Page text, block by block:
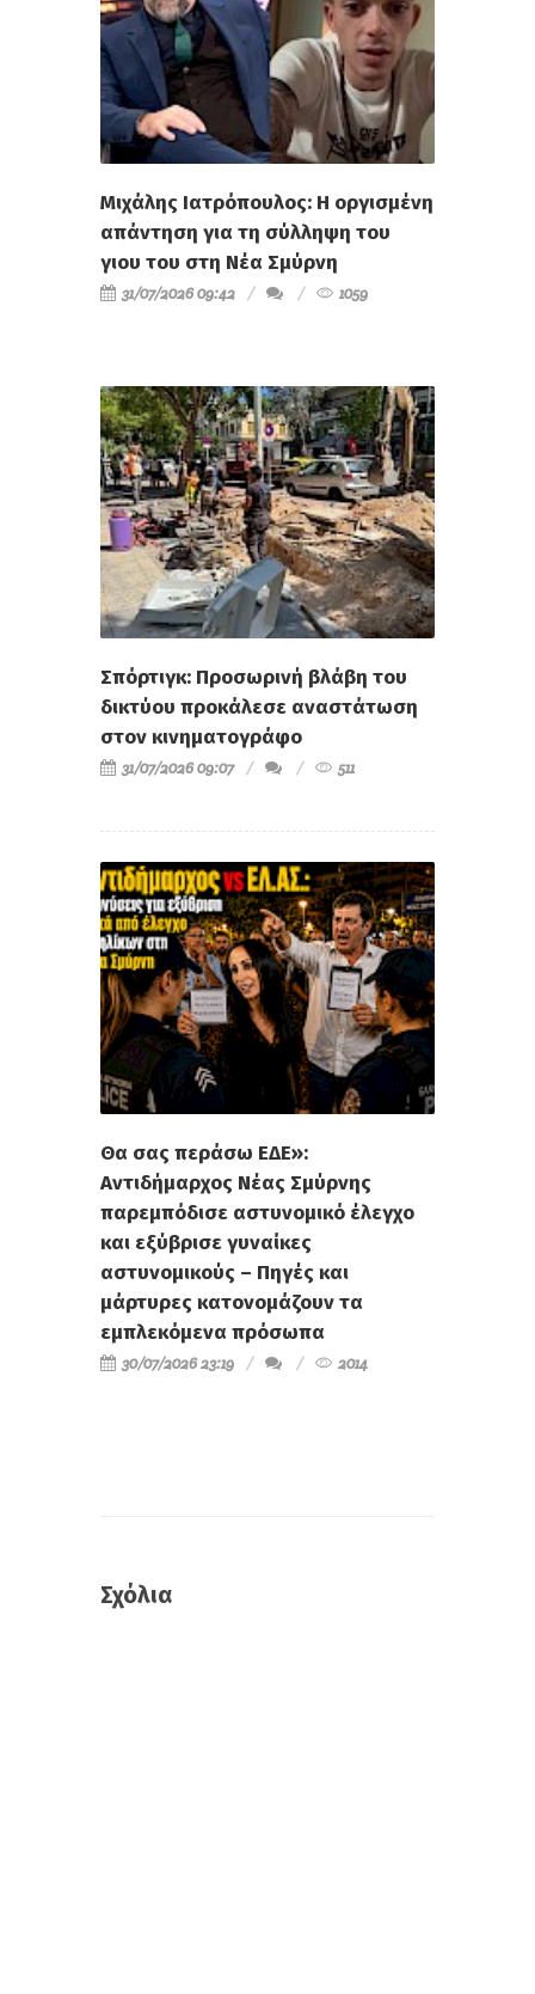
Μιχάλης Ιατρόπουλος: Η οργισμένη
απάντηση για τη σύλληψη του
γιου του στη Νέα Σμύρνη
31/07/2026 09:42 1059
Σπόρτιγκ: Προσωρινή βλάβη του
δικτύου προκάλεσε αναστάτωση
στον κινηματογράφο
31/07/2026 09:07 511
Θα σας περάσω ΕΔΕ»:
Αντιδήμαρχος Νέας Σμύρνης
παρεμπόδισε αστυνομικό έλεγχο
και εξύβρισε γυναίκες
αστυνομικούς – Πηγές και
μάρτυρες κατονομάζουν τα
εμπλεκόμενα πρόσωπα
30/07/2026 23:19 2014
Σχόλια